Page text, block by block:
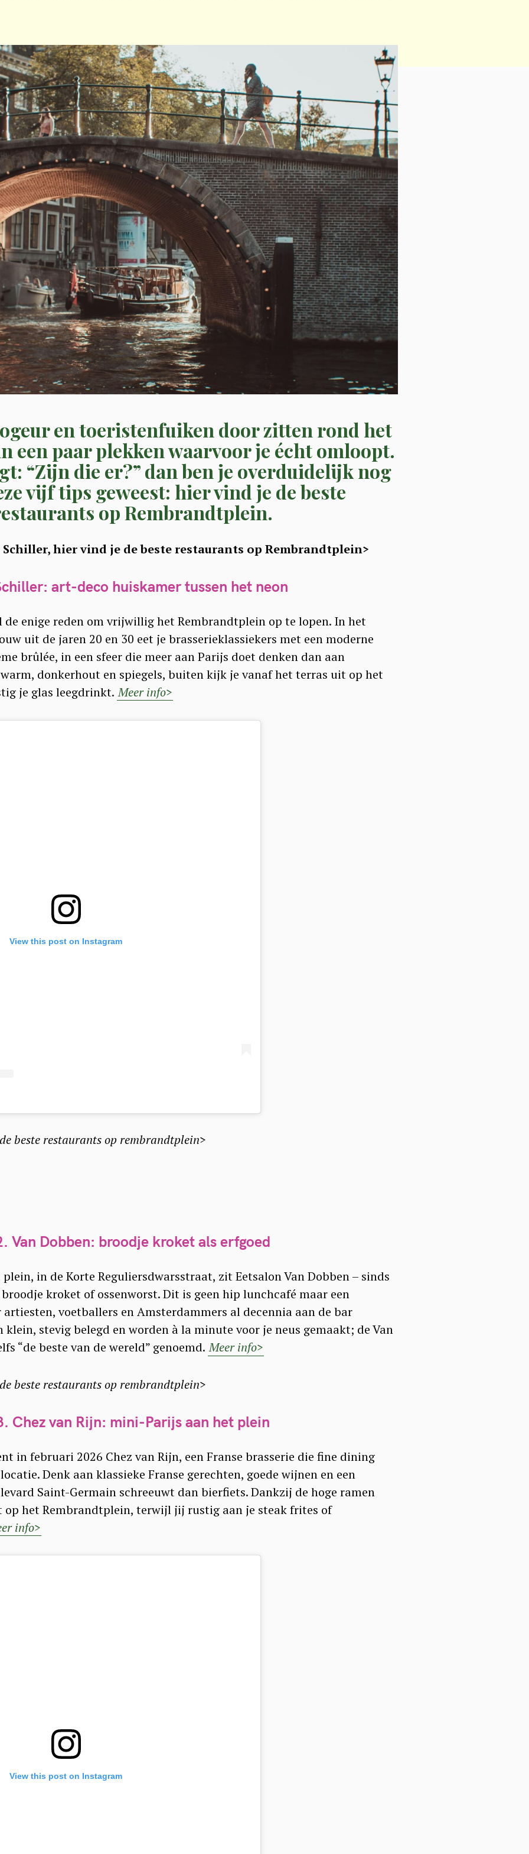
en toeristenfuiken door zitten rond het
een paar plekken waarvoor je écht omloopt.
“Zijn die er?” dan ben je overduidelijk nog
vijf tips geweest: hier vind je de beste
op Rembrandtplein.
hier vind je de beste restaurants op Rembrandtplein>
art-deco huiskamer tussen het neon
de enige reden om vrijwillig het Rembrandtplein op te lopen. In het
uit de jaren 20 en 30 eet je brasserieklassiekers met een moderne
brûlée, in een sfeer die meer aan Parijs doet denken dan aan
donkerhout en spiegels, buiten kijk je vanaf het terras uit op het
je glas leegdrinkt. Meer info>
View this post on Instagram
beste restaurants op rembrandtplein>
Van Dobben: broodje kroket als erfgoed
in de Korte Reguliersdwarsstraat, zit Eetsalon Van Dobben – sinds
kroket of ossenworst. Dit is geen hip lunchcafé maar een
voetballers en Amsterdammers al decennia aan de bar
klein, stevig belegd en worden à la minute voor je neus gemaakt; de Van
“de beste van de wereld” genoemd. Meer info>
beste restaurants op rembrandtplein>
Chez van Rijn: mini-Parijs aan het plein
in februari 2026 Chez van Rijn, een Franse brasserie die fine dining
Denk aan klassieke Franse gerechten, goede wijnen en een
Saint-Germain schreeuwt dan bierfiets. Dankzij de hoge ramen
het Rembrandtplein, terwijl jij rustig aan je steak frites of
info>
View this post on Instagram